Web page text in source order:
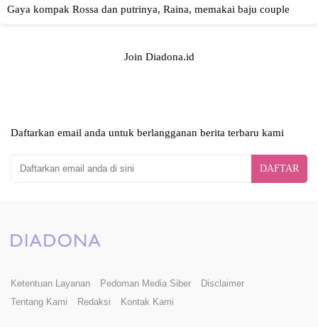
Join Diadona.id
Daftarkan email anda untuk berlangganan berita terbaru kami
DAFTAR
Ketentuan Layanan Pedoman Media Siber
Disclaimer
Tentang Kami
Redaksi Kontak Kami